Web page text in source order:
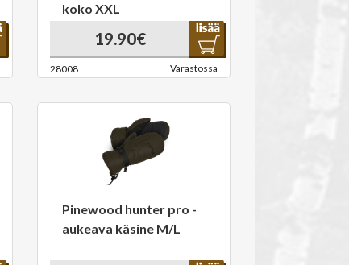
koko XXL
19.90€
28008 Varastossa
Pinewood hunter pro -
aukeava käsine M/L